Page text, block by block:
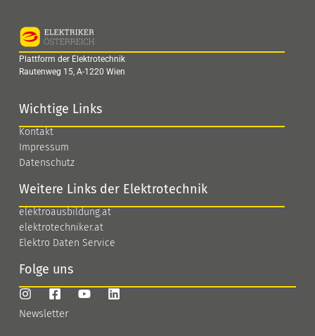
Plattform der Elektrotechnik
Rautenweg 15, A-1220 Wien
Wichtige Links
Kontakt
Impressum
Datenschutz
Weitere Links der Elektrotechnik
elektroausbildung.at
elektrotechniker.at
Elektro Daten Service
Folge uns
Newsletter